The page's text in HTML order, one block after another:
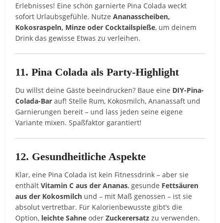
Erlebnisses! Eine schön garnierte Pina Colada weckt
sofort Urlaubsgefühle. NutzeAnanasscheiben,
Kokosraspeln, Minze oder Cocktailspieße, um deinem
Drink das gewisse Etwas zu verleihen.
11. Pina Colada als Party-Highlight
Du willst deine Gäste beeindrucken? Baue eine DIY-Pina-
Colada-Bar auf! Stelle Rum, Kokosmilch, Ananassaft und
Garnierungen bereit – und lass jeden seine eigene
Variante mixen. Spaßfaktor garantiert!
12. Gesundheitliche Aspekte
Klar, eine Pina Colada ist kein Fitnessdrink – aber sie
enthältVitamin C aus der Ananas, gesunde Fettsäuren
aus der Kokosmilch und – mit Maß genossen – ist sie
absolut vertretbar. Für Kalorienbewusste gibt’s die
Option, leichte Sahne oderZuckerersatz zu verwenden.